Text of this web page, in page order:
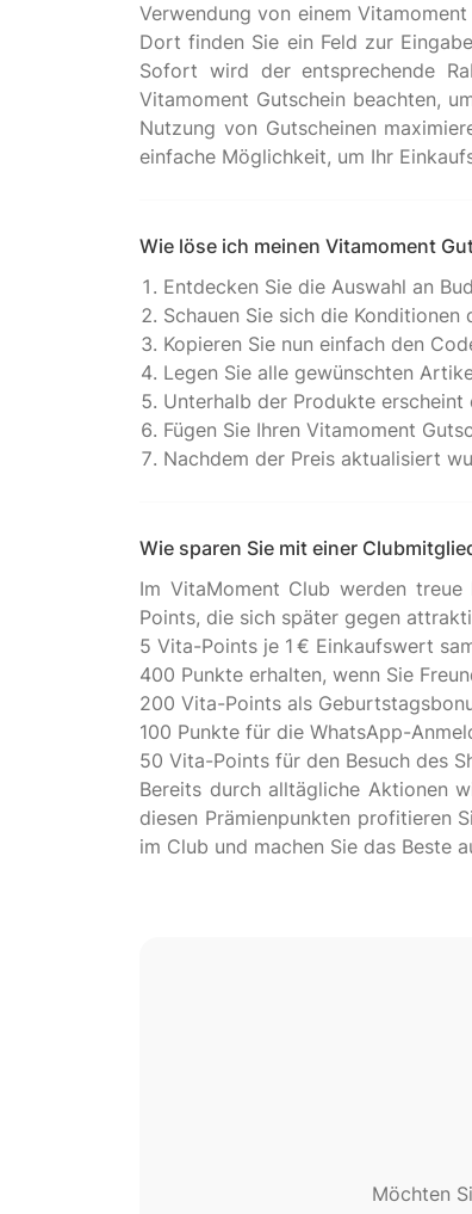
Verwendung von einem
Dort finden Sie ein Feld zur
Sofort wird der entsprechende
Vitamoment Gutschein beachten,
Nutzung von Gutscheinen
Wie löse ich meinen Vitamoment
Entdecken Sie die Auswahl an
Schauen Sie sich die
Kopieren Sie nun einfach den
Legen Sie alle gewünschten
Unterhalb der Produkte erscheint
Fügen Sie Ihren Vitamoment
Nachdem der Preis aktualisiert
Wie sparen Sie mit einer
Im VitaMoment Club werden
Points, die sich später gegen
5 Vita-Points je 1 € Einkaufswert
400 Punkte erhalten, wenn Sie
200 Vita-Points als
100 Punkte für die WhatsApp-
50 Vita-Points für den Besuch des
Bereits durch alltägliche Aktionen
diesen Prämienpunkten profitieren
Möchten